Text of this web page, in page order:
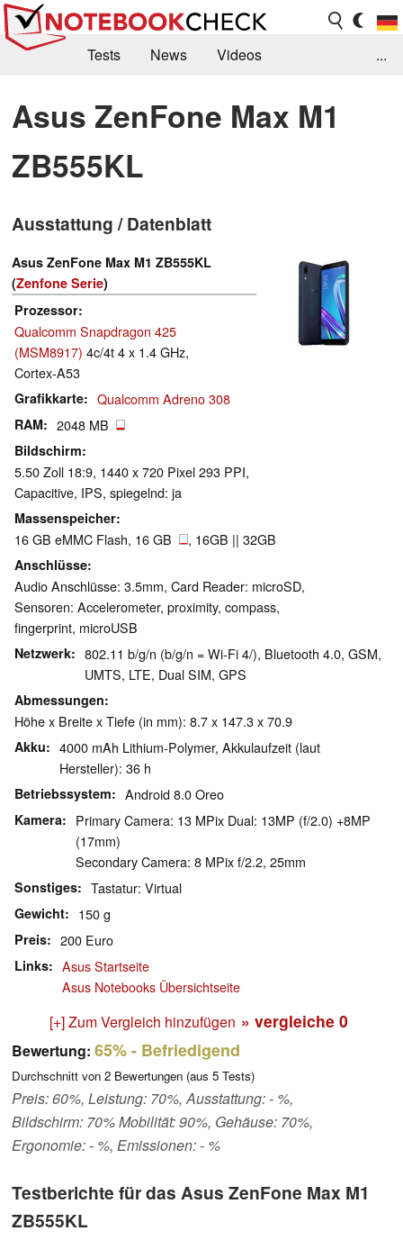
Tests News
Videos
Kaufberatung
Deals Suche
Jobs
Forum
...
Asus ZenFone Max M1
ZB555KL
Ausstattung / Datenblatt
Asus ZenFone Max M1 ZB555KL
(Zenfone Serie)
Prozessor
Qualcomm Snapdragon 425
(MSM8917) 4c/4t 4 x 1.4 GHz,
Cortex-A53
Grafikkarte Qualcomm Adreno 308
RAM 2048 MB
Bildschirm
5.50 Zoll 18:9, 1440 x 720 Pixel 293 PPI,
Capacitive, IPS, spiegelnd: ja
Massenspeicher
16 GB eMMC Flash, 16 GB , 16GB || 32GB
Anschlüsse
Audio Anschlüsse: 3.5mm, Card Reader: microSD,
Sensoren: Accelerometer, proximity, compass,
fingerprint, microUSB
Netzwerk
802.11 b/g/n (b/g/n = Wi-Fi 4/), Bluetooth 4.0, GSM,
UMTS, LTE, Dual SIM, GPS
Abmessungen
Höhe x Breite x Tiefe (in mm): 8.7 x 147.3 x 70.9
Akku
4000 mAh Lithium-Polymer, Akkulaufzeit (laut
Hersteller): 36 h
Betriebssystem Android 8.0 Oreo
Kamera
Primary Camera: 13 MPix Dual: 13MP (f/2.0) +8MP
(17mm)
Secondary Camera: 8 MPix f/2.2, 25mm
Sonstiges Tastatur: Virtual
Gewicht 150 g
Preis 200 Euro
Links
Asus Startseite
Asus Notebooks Übersichtseite
[+] Zum Vergleich hinzufügen » vergleiche 0
Bewertung: 65%- Befriedigend
Durchschnitt von 2 Bewertungen (aus 5 Tests)
Preis: 60%, Leistung: 70%, Ausstattung: - %,
Bildschirm: 70% Mobilität: 90%, Gehäuse: 70%,
Ergonomie: - %, Emissionen: - %
Testberichte für das Asus ZenFone Max M1
ZB555KL